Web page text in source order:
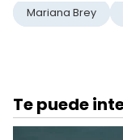
Mariana Brey